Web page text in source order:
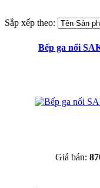
Sắp xếp theo:
Bếp ga nổi
Giá bán: